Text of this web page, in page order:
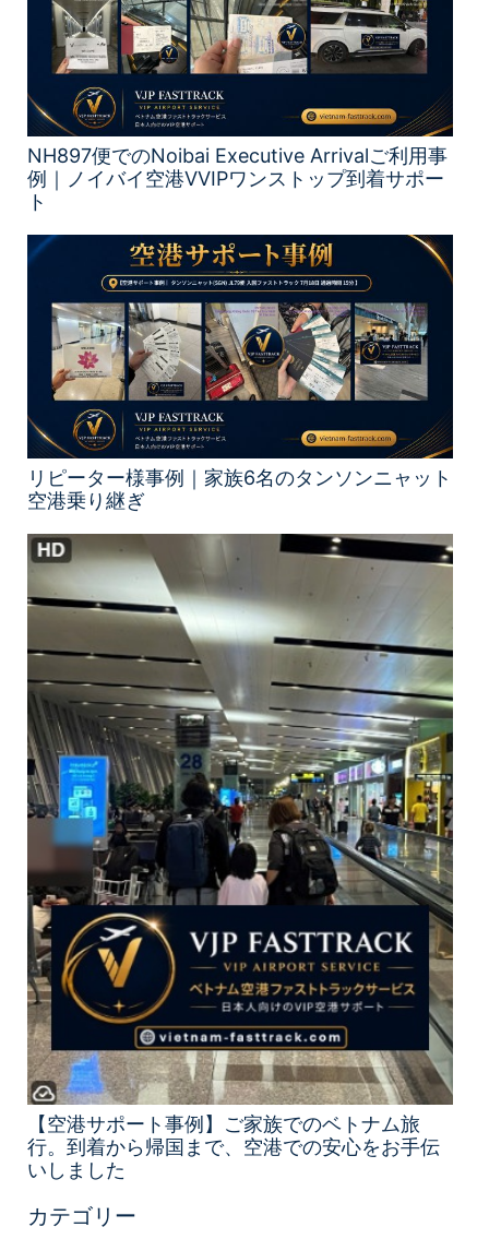
NH897便でのNoibai Executive Arrivalご利用事
例｜ノイバイ空港VVIPワンストップ到着サポー
ト
リピーター様事例｜家族6名のタンソンニャット
空港乗り継ぎ
【空港サポート事例】ご家族でのベトナム旅
行。到着から帰国まで、空港での安心をお手伝
いしました
カテゴリー